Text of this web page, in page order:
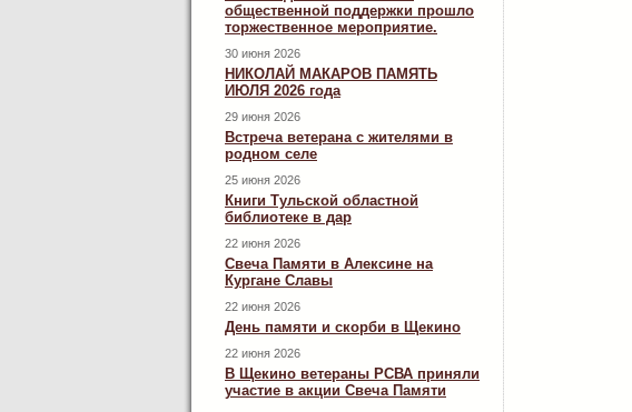
общественной поддержки прошло
торжественное мероприятие.
30 июня 2026
НИКОЛАЙ МАКАРОВ ПАМЯТЬ
ИЮЛЯ 2026 года
29 июня 2026
Встреча ветерана с жителями в
родном селе
25 июня 2026
Книги Тульской областной
библиотеке в дар
22 июня 2026
Свеча Памяти в Алексине на
Кургане Славы
22 июня 2026
День памяти и скорби в Щекино
22 июня 2026
В Щекино ветераны РСВА приняли
участие в акции Свеча Памяти